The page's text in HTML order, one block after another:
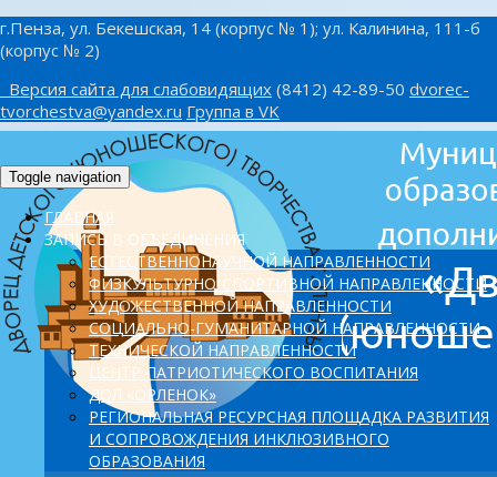
г.Пенза, ул. Бекешская, 14 (корпус № 1); ул. Калинина, 111-б
(корпус № 2)
Версия сайта для слабовидящих (8412) 42-89-50 dvorec-
tvorchestva@yandex.ru Группа в VK
Toggle navigation
ГЛАВНАЯ
ЗАПИСЬ В ОБЪЕДИНЕНИЯ
ЕСТЕСТВЕННОНАУЧНОЙ НАПРАВЛЕННОСТИ
ФИЗКУЛЬТУРНО-СПОРТИВНОЙ НАПРАВЛЕННОСТИ
ХУДОЖЕСТВЕННОЙ НАПРАВЛЕННОСТИ
СОЦИАЛЬНО-ГУМАНИТАРНОЙ НАПРАВЛЕННОСТИ
ТЕХНИЧЕСКОЙ НАПРАВЛЕННОСТИ
ЦЕНТР ПАТРИОТИЧЕСКОГО ВОСПИТАНИЯ
ДОЛ «ОРЛЕНОК»
PЕГИОНАЛЬНАЯ РЕСУРСНАЯ ПЛОЩАДКА РАЗВИТИЯ
И СОПРОВОЖДЕНИЯ ИНКЛЮЗИВНОГО
ОБРАЗОВАНИЯ